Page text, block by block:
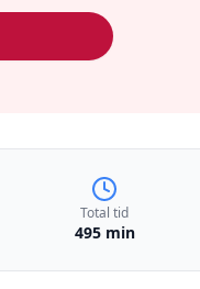
Total tid
495 min